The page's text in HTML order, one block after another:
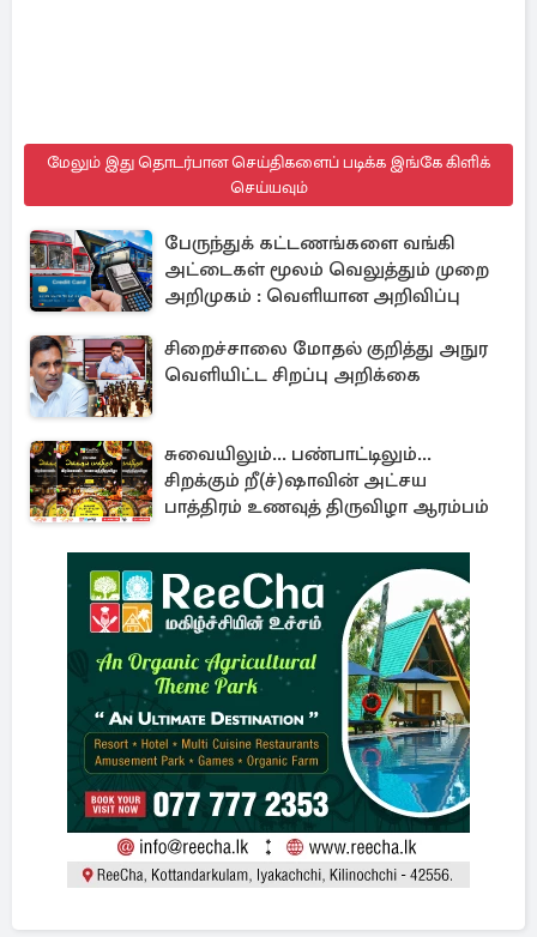
மேலும் இது தொடர்பான செய்திகளைப் படிக்க இங்கே கிளிக்
செய்யவும்
பேருந்துக் கட்டணங்களை வங்கி
அட்டைகள் மூலம் வெலுத்தும் முறை
அறிமுகம் : வெளியான அறிவிப்பு
சிறைச்சாலை மோதல் குறித்து அநுர
வெளியிட்ட சிறப்பு அறிக்கை
சுவையிலும்... பண்பாட்டிலும்...
சிறக்கும் றீ(ச்)ஷாவின் அட்சய
பாத்திரம் உணவுத் திருவிழா ஆரம்பம்